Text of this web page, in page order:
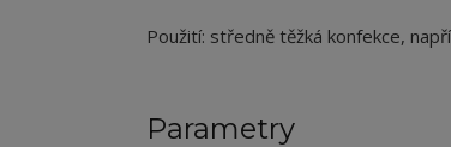
Použití: středně těžká konfekce,
Parametry